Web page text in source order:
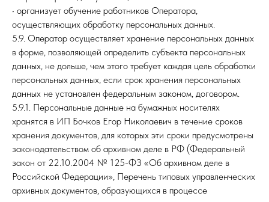
• организует обучение работников Оператора,
осуществляющих обработку персональных данных.
5.9. Оператор осуществляет хранение персональных данных
в форме, позволяющей определить субъекта персональных
данных, не дольше, чем этого требует каждая цель обработки
персональных данных, если срок хранения персональных
данных не установлен федеральным законом, договором.
5.9.1. Персональные данные на бумажных носителях
хранятся в ИП Бочков Егор Николаевич в течение сроков
хранения документов, для которых эти сроки предусмотрены
законодательством об архивном деле в РФ (Федеральный
закон от 22.10.2004 № 125-ФЗ «Об архивном деле в
Российской Федерации», Перечень типовых управленческих
архивных документов, образующихся в процессе